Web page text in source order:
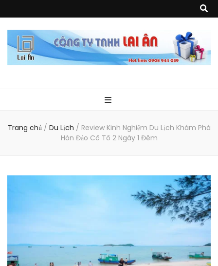
Ân
phẩm về nhựa như áo mưa, túi nhựa, handger…Đặc biệt là các sản phẩm
từ MICA, MDF, FORMAT như tủ trưng bày, quầy, kệ, Tray…
Trang chủ / Du Lịch / Review Kinh Nghiệm Du Lịch Khám Phá
Hòn Đảo Cô Tô 2 Ngày 1 Đêm